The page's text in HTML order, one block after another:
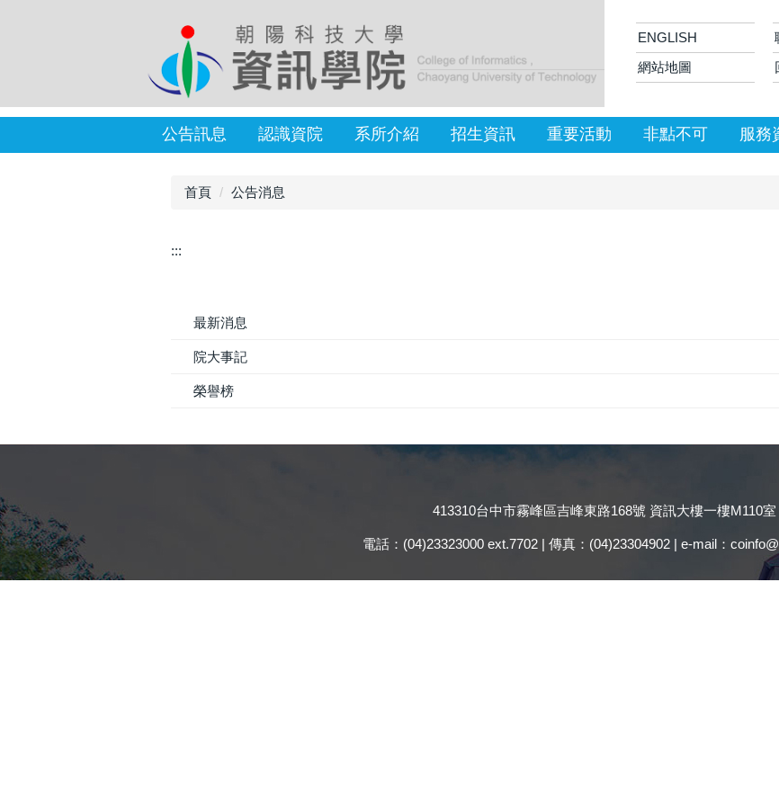
ENGLISH
網站地圖
公告訊息 認識資院 系所介紹 招生資訊 重要活動 非點不可 服務
首頁 公告消息
:::
最新消息
院大事記
榮譽榜
413310台中市霧峰區吉峰東路168號 資訊大樓一樓M110室
電話：(04)23323000 ext.7702 | 傳真：(04)23304902 | e-mail：